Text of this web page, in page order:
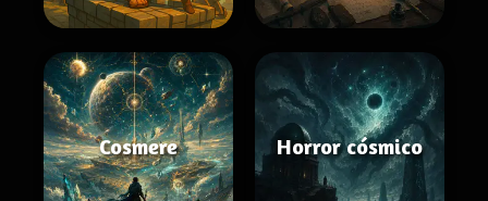
Cosmere Horror cósmico